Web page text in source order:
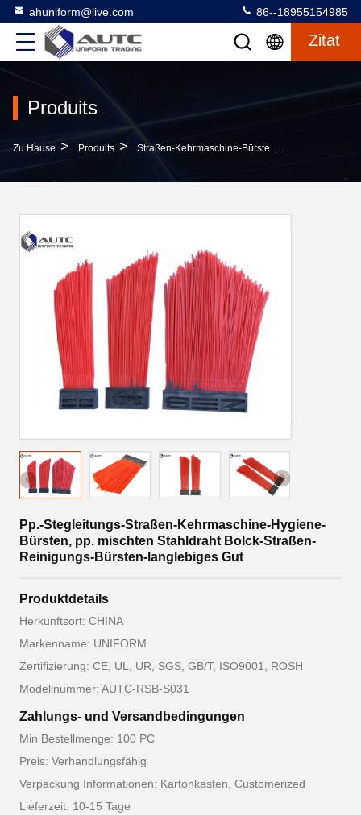
ahuniform@live.com 86--18955154985
Zitat
Produits
Zu Hause > Produits > Straßen-Kehrmaschine-Bürste >
Pp.-Stegleitungs-Straßen-Kehrmaschine-Hygiene-
Bürsten, pp. mischten Stahldraht Bolck-Straßen-
Reinigungs-Bürsten-langlebiges Gut
Produktdetails
Herkunftsort: CHINA
Markenname: UNIFORM
Zertifizierung: CE, UL, UR, SGS, GB/T, ISO9001, ROSH
Modellnummer: AUTC-RSB-S031
Zahlungs- und Versandbedingungen
Min Bestellmenge: 100 PC
Preis: Verhandlungsfähig
Verpackung Informationen: Kartonkasten, Customerized
Lieferzeit: 10-15 Tage